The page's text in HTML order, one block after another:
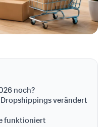
noch?
verändert
funktioniert